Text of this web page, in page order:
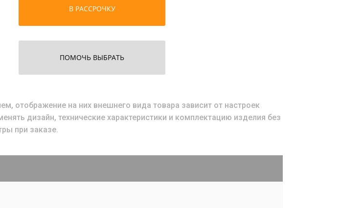
В РАССРОЧКУ
ПОМОЧЬ ВЫБРАТЬ
отображение на них внешнего вида товара зависит от настроек
дизайн, технические характеристики и комплектацию изделия без
при заказе.